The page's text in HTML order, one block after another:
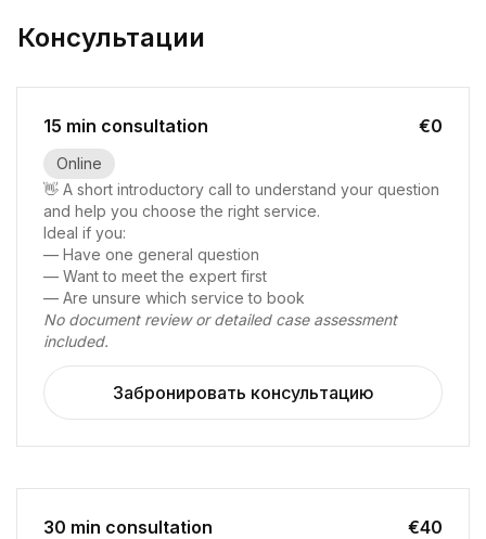
Консультации
15 min consultation €0
Online
👋 A short introductory call to understand your question
and help you choose the right service.
Ideal if you:
— Have one general question
— Want to meet the expert first
— Are unsure which service to book
No document review or detailed case assessment
included.
Забронировать консультацию
30 min consultation €40